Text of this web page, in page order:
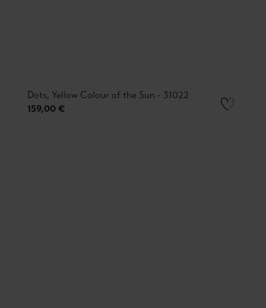
Dots, Yellow Colour of the Sun - 31022
159,00 €